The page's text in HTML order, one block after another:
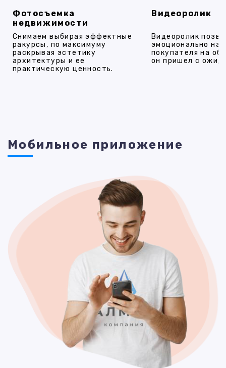
Фотосъемка
недвижимости
Снимаем выбирая эффектные
ракурсы, по максимуму
раскрывая эстетику
архитектуры и ее
практическую ценность.
Видеоролик
Видеоролик
эмоционально
покупателя на
он пришел с
Мобильное приложение